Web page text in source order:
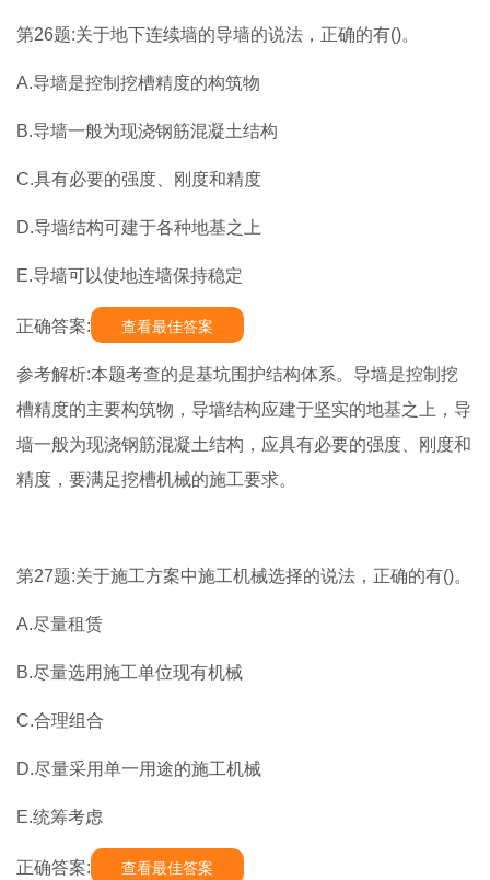
第26题:关于地下连续墙的导墙的说法，正确的有()。
A.导墙是控制挖槽精度的构筑物
B.导墙一般为现浇钢筋混凝土结构
C.具有必要的强度、刚度和精度
D.导墙结构可建于各种地基之上
E.导墙可以使地连墙保持稳定
正确答案: 查看最佳答案
参考解析:本题考查的是基坑围护结构体系。导墙是控制挖
槽精度的主要构筑物，导墙结构应建于坚实的地基之上，导
墙一般为现浇钢筋混凝土结构，应具有必要的强度、刚度和
精度，要满足挖槽机械的施工要求。
第27题:关于施工方案中施工机械选择的说法，正确的有()。
A.尽量租赁
B.尽量选用施工单位现有机械
C.合理组合
D.尽量采用单一用途的施工机械
E.统筹考虑
正确答案: 查看最佳答案